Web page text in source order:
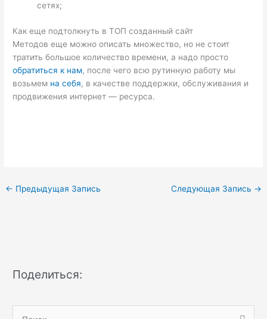
сетях;
Как еще подтолкнуть в ТОП созданный сайт
Методов еще можно описать множество, но не стоит
тратить большое количество времени, а надо просто
обратиться к нам, после чего всю рутинную работу мы
возьмем на себя, в качестве поддержки, обслуживания и
продвижения интернет — ресурса.
← Предыдущая Запись Следующая Запись →
Поделиться: